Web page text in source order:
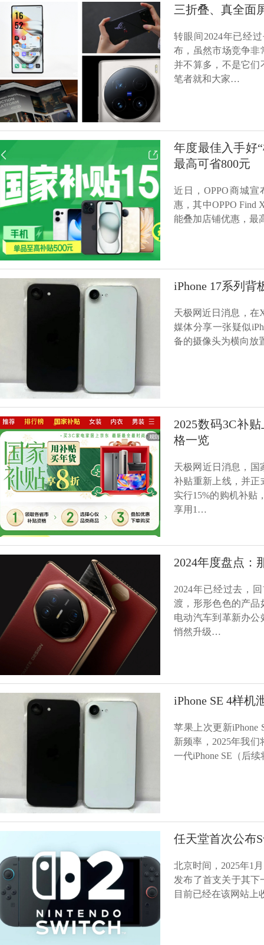
三折叠、真全面
转眼间2024年已经
布，虽然市场竞争非
并不算多，不是它
笔者就和大家…
年度最佳入手好
最高可省800元
近日，OPPO商城
惠，其中OPPO Find
能叠加店铺优惠，最
iPhone 17系列
天极网近日消息，在
媒体分享一张疑似
备的摄像头为横向放
2025数码3C补
格一览
天极网近日消息，国
补贴重新上线，并正
实行15%的购机补贴
享用1…
2024年度盘点：
2024年已经过去，
渡，形形色色的产品
电动汽车到革新办
悄然升级…
iPhone SE 4样机
苹果上次更新iPhone
新频率，2025年我们
一代iPhone SE（后
任天堂首次公布
北京时间，2025年1
发布了首支关于其
目前已经在该网站